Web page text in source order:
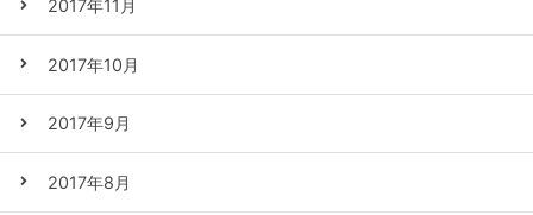
2017年11月
2017年10月
2017年9月
2017年8月